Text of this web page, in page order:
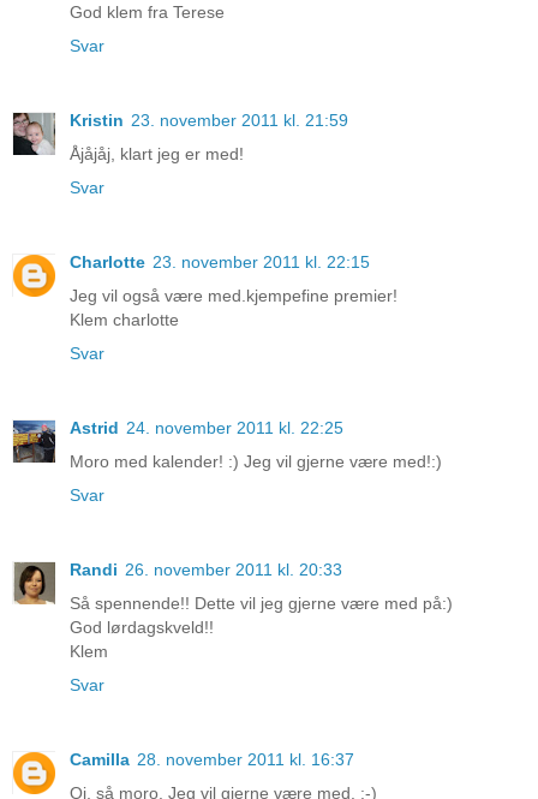
God klem fra Terese
Svar
Kristin 23. november 2011 kl. 21:59
Åjåjåj, klart jeg er med!
Svar
Charlotte 23. november 2011 kl. 22:15
Jeg vil også være med.kjempefine premier!
Klem charlotte
Svar
Astrid 24. november 2011 kl. 22:25
Moro med kalender! :) Jeg vil gjerne være med!:)
Svar
Randi 26. november 2011 kl. 20:33
Så spennende!! Dette vil jeg gjerne være med på:)
God lørdagskveld!!
Klem
Svar
Camilla 28. november 2011 kl. 16:37
Oj, så moro. Jeg vil gjerne være med. :-)